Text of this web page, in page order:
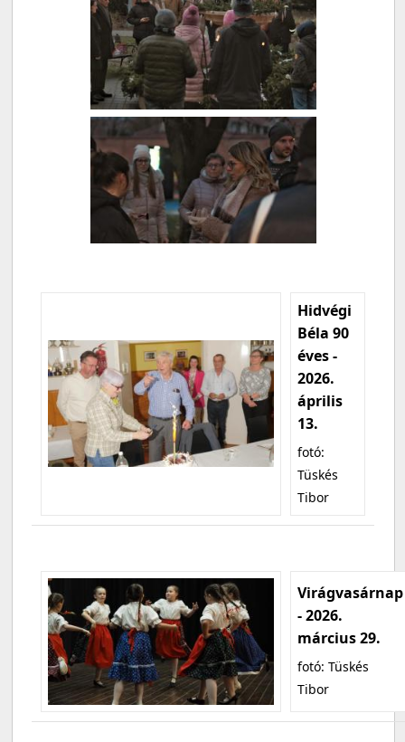
Hidvégi
Béla 90
éves -
2026.
április
13.
fotó:
Tüskés
Tibor
Virágvasárnap
- 2026.
március 29.
fotó: Tüskés
Tibor